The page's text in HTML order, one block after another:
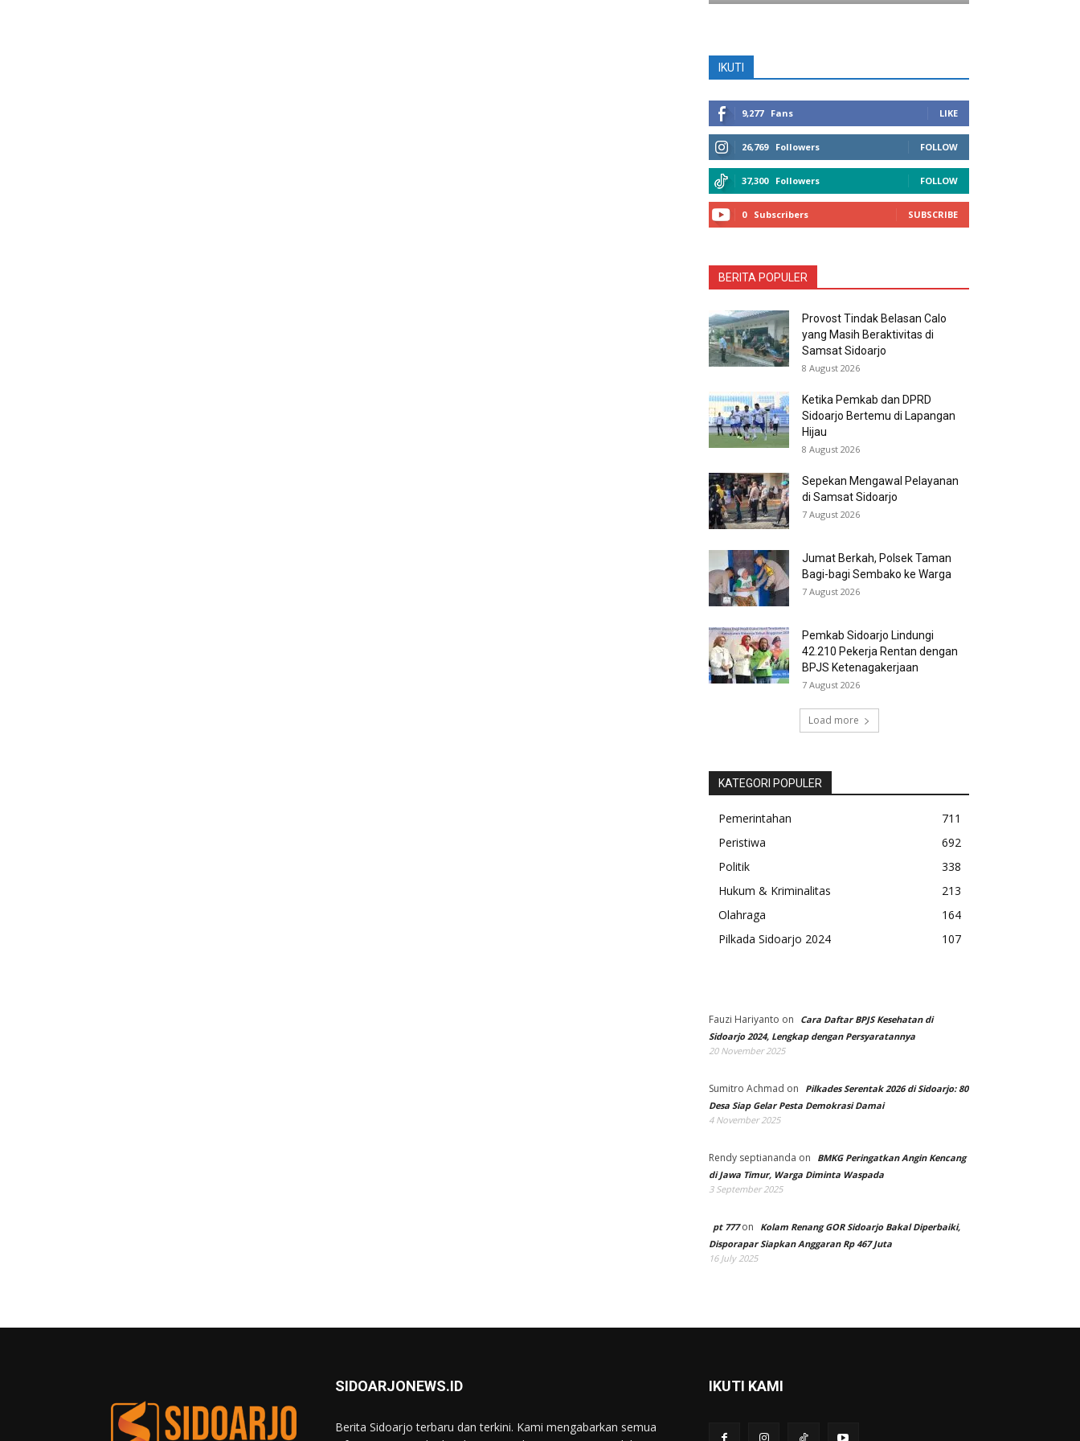
IKUTI
9,277 Fans LIKE
26,769 Followers FOLLOW
37,300 Followers FOLLOW
0 Subscribers SUBSCRIBE
BERITA POPULER
Provost Tindak Belasan Calo
yang Masih Beraktivitas di
Samsat Sidoarjo
8 August 2026
Ketika Pemkab dan DPRD
Sidoarjo Bertemu di Lapangan
Hijau
8 August 2026
Sepekan Mengawal Pelayanan
di Samsat Sidoarjo
7 August 2026
Jumat Berkah, Polsek Taman
Bagi-bagi Sembako ke Warga
7 August 2026
Pemkab Sidoarjo Lindungi
42.210 Pekerja Rentan dengan
BPJS Ketenagakerjaan
7 August 2026
Load more
KATEGORI POPULER
Pemerintahan
711
Peristiwa
692
Politik
338
Hukum & Kriminalitas
213
Olahraga
164
Pilkada Sidoarjo 2024
107
Fauzi Hariyanto on
Cara Daftar BPJS Kesehatan di
Sidoarjo 2024, Lengkap dengan Persyaratannya
20 November 2025
Sumitro Achmad on
Pilkades Serentak 2026 di Sidoarjo: 80
Desa Siap Gelar Pesta Demokrasi Damai
4 November 2025
Rendy septiananda on
BMKG Peringatkan Angin Kencang
di Jawa Timur, Warga Diminta Waspada
3 September 2025
pt 777on
Kolam Renang GOR Sidoarjo Bakal Diperbaiki,
Disporapar Siapkan Anggaran Rp 467 Juta
16 July 2025
SIDOARJONEWS.ID
Berita Sidoarjo terbaru dan terkini. Kami mengabarkan semua
IKUTI KAMI